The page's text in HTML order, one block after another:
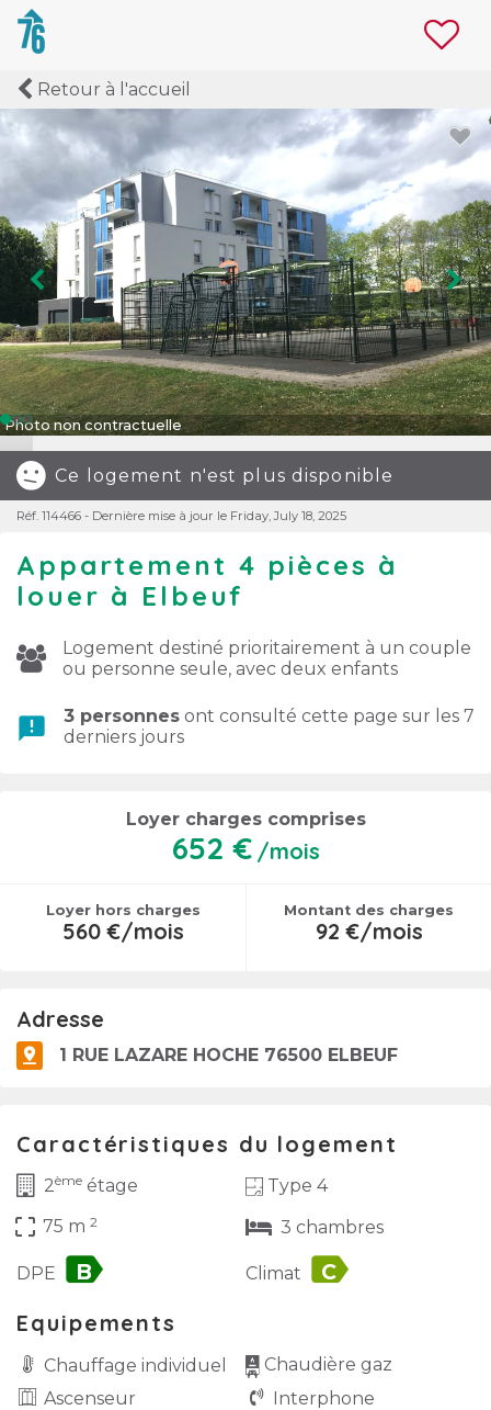
Retour à l'accueil
Photo non contractuelle
Image précédente
Ce logement n'est plus disponible
Réf. 114466 - Dernière mise à jour le Friday, July 18, 2025
Appartement 4 pièces à
louer à Elbeuf
Logement destiné prioritairement à un couple
ou personne seule, avec deux enfants
announcement 3 personnes ont consulté cette page sur les 7
derniers jours
Loyer charges comprises
652 € /mois
Loyer hors charges
560 €/mois
Montant des charges
92 €/mois
Adresse
1 RUE LAZARE HOCHE 76500 ELBEUF
Caractéristiques du logement
2ème étage Type 4
crop_free 75 m 2 3 chambres
DPE label Climat label
Equipements
Chauffage individuel
Chaudière gaz
Ascenseur
Interphone